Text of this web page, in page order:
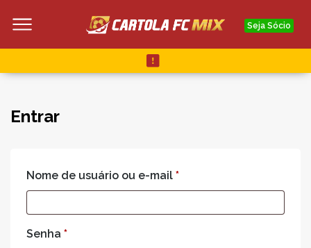
Seja Sócio
Entrar
Nome de usuário ou e-mail *
Senha *